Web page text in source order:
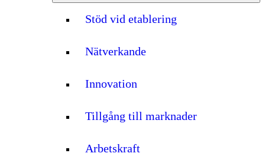
Stöd vid etablering
Nätverkande
Innovation
Tillgång till marknader
Arbetskraft